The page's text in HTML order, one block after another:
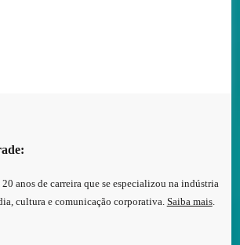
anos de carreira que se especializou na indústria
cultura e comunicação corporativa. Saiba mais.